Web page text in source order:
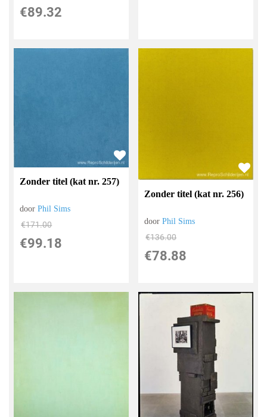
€89.32
Zonder titel (kat nr. 257)
doorPhil Sims
€171.00
€99.18
Zonder titel (kat nr. 256)
doorPhil Sims
€136.00
€78.88